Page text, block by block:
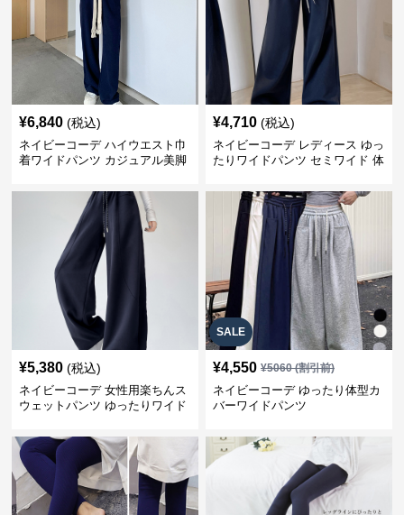
¥6,840 (税込)
ネイビーコーデ ハイウエスト巾
着ワイドパンツ カジュアル美脚
¥4,710 (税込)
ネイビーコーデ レディース ゆっ
たりワイドパンツ セミワイド 体
¥5,380 (税込)
ネイビーコーデ 女性用楽ちんス
ウェットパンツ ゆったりワイド
SALE
¥4,550 ¥5060(割引前)
ネイビーコーデ ゆったり体型カ
バーワイドパンツ